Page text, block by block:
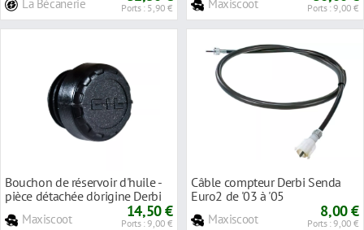
La Bécanerie Ports : 5,90 € Maxiscoot Ports : 9,00 €
Bouchon de réservoir d'huile -
pièce détachée d'origine Derbi
Senda Euro2 / Euro3 / Euro4
Maxiscoot 14,50 €
Ports : 9,00 €
Câble compteur Derbi Senda
Euro2 de '03 à '05
Maxiscoot 8,00 €
Ports : 9,00 €